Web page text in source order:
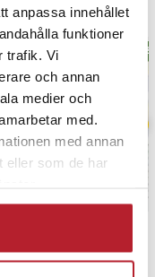
anpassa innehållet
funktioner
trafik. Vi
och annan
medier och
med.
med annan
eller som de har